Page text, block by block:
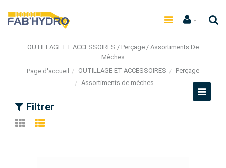
OUTILLAGE ET ACCESSOIRES / Perçage / Assortiments De
Mèches
Page d'accueil
OUTILLAGE ET ACCESSOIRES
Perçage
Assortiments de mèches
Filtrer